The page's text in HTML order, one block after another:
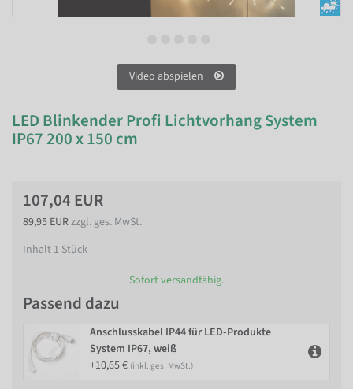
Video abspielen
LED Blinkender Profi Lichtvorhang System
IP67 200 x 150 cm
107,04 EUR
89,95 EURzzgl. ges. MwSt.
Inhalt 1 Stück
Sofort versandfähig.
Passend dazu
Anschlusskabel IP44 für LED-Produkte
System IP67, weiß
+10,65 € (inkl. ges. MwSt.)